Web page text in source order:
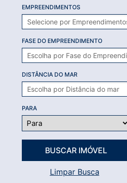
EMPREENDIMENTOS
FASE DO EMPREENDIMENTO
DISTÂNCIA DO MAR
PARA
Limpar Busca